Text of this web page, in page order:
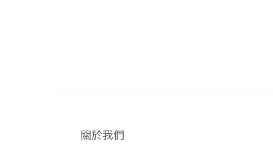
關於我們